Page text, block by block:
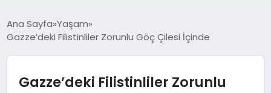
EĞITIM
Ana Sayfa Yaşam
Gazze’deki Filistinliler Zorunlu Göç Çilesi İçinde
Gazze’deki Filistinliler Zorunlu